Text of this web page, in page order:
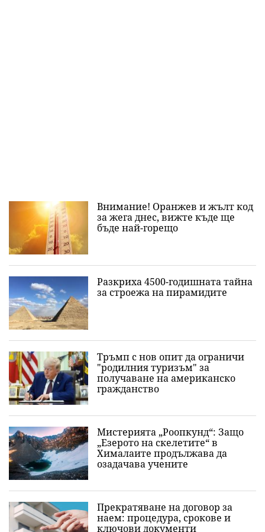
Внимание! Оранжев и жълт код
за жега днес, вижте къде ще
бъде най-горещо
Разкриха 4500-годишната тайна
за строежа на пирамидите
Тръмп с нов опит да ограничи
"родилния туризъм" за
получаване на американско
гражданство
Мистерията „Роопкунд“: Защо
„Езерото на скелетите“ в
Хималаите продължава да
озадачава учените
Прекратяване на договор за
наем: процедура, срокове и
ключови документи